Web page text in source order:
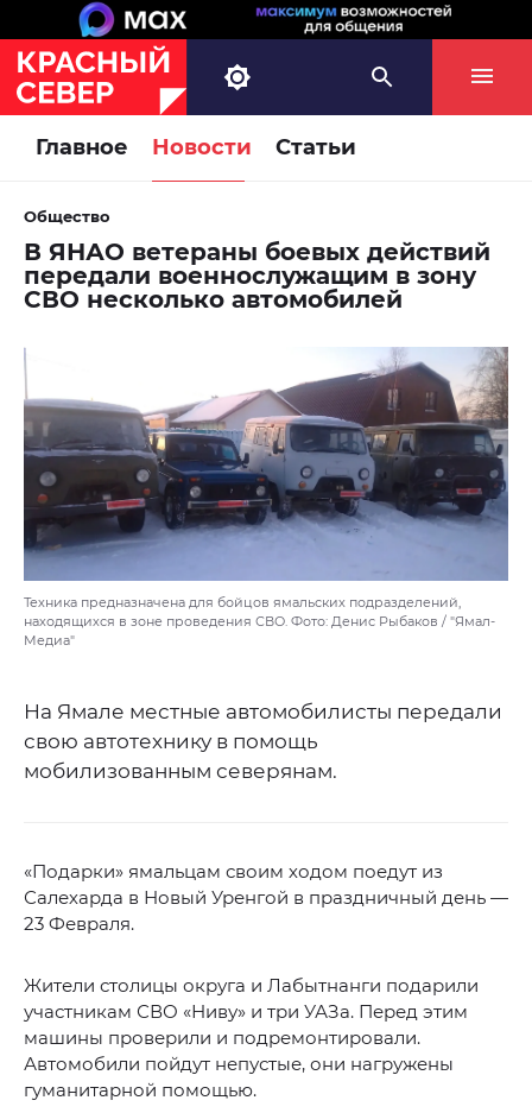
Главное Новости Статьи
Общество
В ЯНАО ветераны боевых действий
передали военнослужащим в зону
СВО несколько автомобилей
Техника предназначена для бойцов ямальских подразделений,
находящихся в зоне проведения СВО. Фото: Денис Рыбаков / "Ямал-
Медиа"
На Ямале местные автомобилисты передали
свою автотехнику в помощь
мобилизованным северянам.
«Подарки» ямальцам своим ходом поедут из
Салехарда в Новый Уренгой в праздничный день —
23 Февраля.
Жители столицы округа и Лабытнанги подарили
участникам СВО «Ниву» и три УАЗа. Перед этим
машины проверили и подремонтировали.
Автомобили пойдут непустые, они нагружены
гуманитарной помощью.